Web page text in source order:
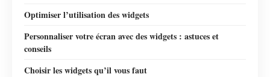
Optimiser l’utilisation des widgets
Personnaliser votre écran avec des widgets : astuces et
conseils
Choisir les widgets qu’il vous faut